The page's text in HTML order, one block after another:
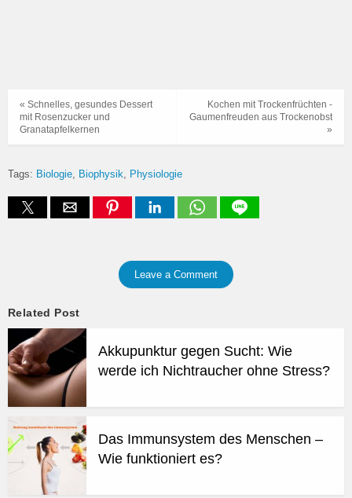
Kochen mit Trockenfrüchten -
Gaumenfreuden aus Trockenobst
»
« Schnelles, gesundes Dessert
mit Rosenzucker und
Granatapfelkernen
Tags: Biologie Biophysik Physiologie
Leave a Comment
Related Post
Akkupunktur gegen Sucht: Wie
werde ich Nichtraucher ohne Stress?
Das Immunsystem des Menschen –
Wie funktioniert es?